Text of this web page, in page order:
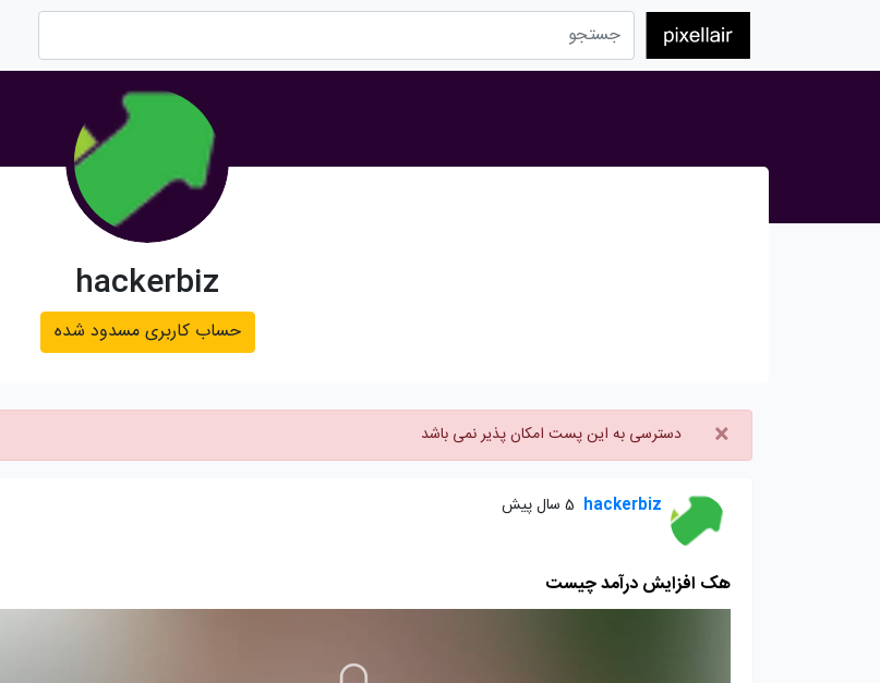
hackerbiz
حساب کاربری مسدود شده
× دسترسی به این پست امکان پذیر نمی باشد
hackerbiz 5 سال پیش
هک افزایش درآمد چیست